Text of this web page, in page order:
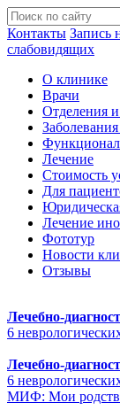
Контакты Запись
слабовидящих
О клинике
Врачи
Отделения
Лечение
Стоимость
Для
Лечение
Фототур
Новости
Отзывы
Лечебно-
6
Лечебно-
6
МИФ: Мои